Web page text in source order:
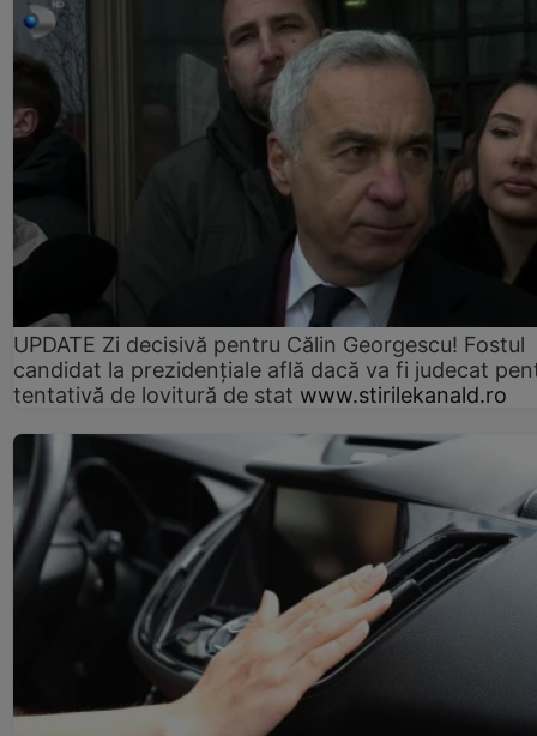
UPDATE Zi decisivă pentru Călin Georgescu! Fostul
candidat la prezidențiale află dacă va fi judecat
tentativă de lovitură de stat www.stirilekanald.ro